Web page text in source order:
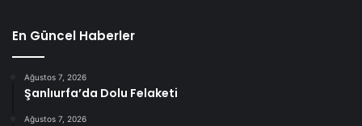
En Güncel Haberler
Ağustos 7, 2026
Şanlıurfa’da Dolu Felaketi
Ağustos 7, 2026